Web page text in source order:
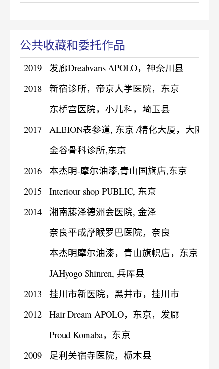
公共收藏和委托作品
2019
发廊Dreabvans APOLO，神奈川县
2018
新宿诊所，帝京大学医院，东京
东桥宫医院，小儿科，埼玉县
2017
ALBION表参道, 东京 /精化大厦，大阪
金谷骨科诊所,东京
2016
本杰明-摩尔油漆,青山国旗店,东京
2015
Interiour shop PUBLIC, 东京
2014
湘南藤泽德洲会医院, 金泽
奈良平成摩睺罗巴医院，奈良
本杰明摩尔油漆，青山旗帜店，东京
JAHyogo Shinren, 兵库县
2013
挂川市新医院，黑井市，挂川市
2012
Hair Dream APOLO，东京，发廊
Proud Komaba，东京
2009
足利关宿寺医院，枥木县